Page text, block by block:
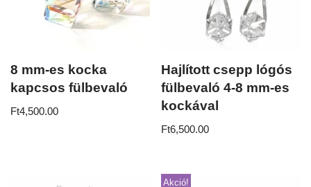
8 mm-es kocka
kapcsos fülbevaló
Ft4,500.00
Hajlított csepp lógós
fülbevaló 4-8 mm-es
kockával
Ft6,500.00
Akció!